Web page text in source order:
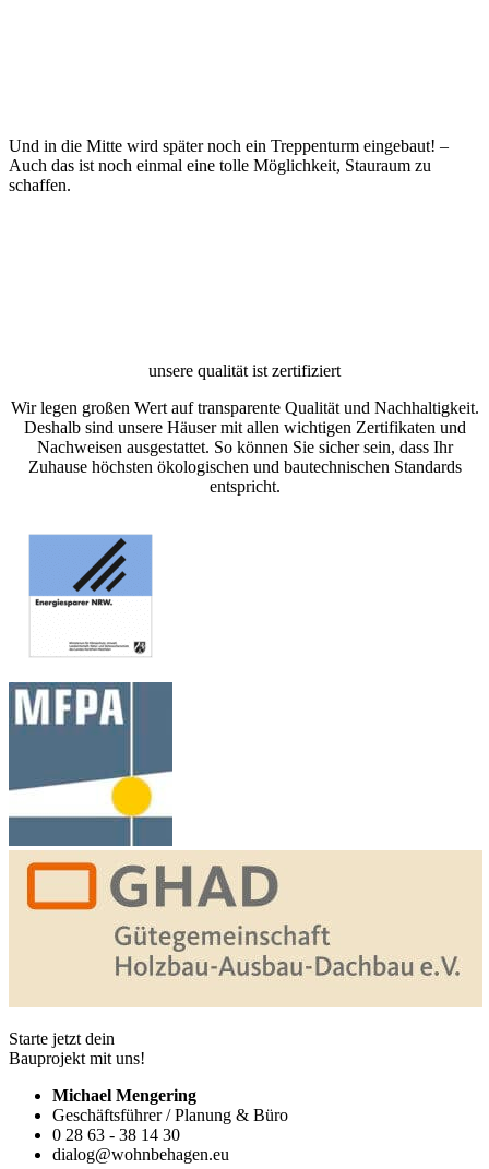
Und in die Mitte wird später noch ein Treppenturm eingebaut! –
Auch das ist noch einmal eine tolle Möglichkeit, Stauraum zu
schaffen.
unsere qualität ist zertifiziert
Wir legen großen Wert auf transparente Qualität und Nachhaltigkeit.
Deshalb sind unsere Häuser mit allen wichtigen Zertifikaten und
Nachweisen ausgestattet. So können Sie sicher sein, dass Ihr
Zuhause höchsten ökologischen und bautechnischen Standards
entspricht.
Starte jetzt dein
Bauprojekt mit uns!
Michael Mengering
Geschäftsführer / Planung & Büro
0 28 63 - 38 14 30
dialog@wohnbehagen.eu